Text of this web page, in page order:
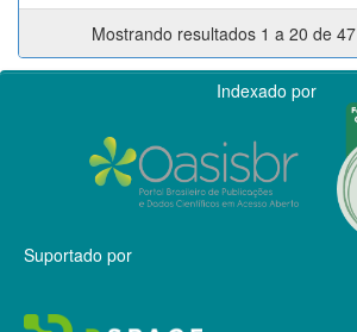
Mostrando resultados 1 a 20 de 47
Indexado por
Suportado por